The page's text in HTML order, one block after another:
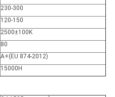
230-300
120-150
2500±100K
80
A+(EU 874-2012)
15000H